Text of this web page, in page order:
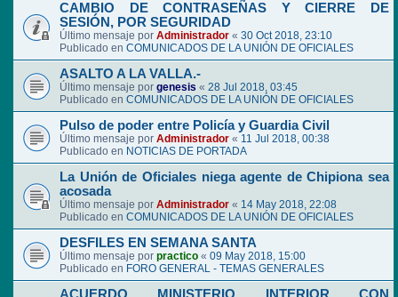
CAMBIO DE CONTRASEÑAS Y CIERRE DE
SESIÓN, POR SEGURIDAD
Último mensaje por Administrador « 30 Oct 2018, 23:10
Publicado en COMUNICADOS DE LA UNIÓN DE OFICIALES
ASALTO A LA VALLA.-
Último mensaje por genesis « 28 Jul 2018, 03:45
Publicado en COMUNICADOS DE LA UNIÓN DE OFICIALES
Pulso de poder entre Policía y Guardia Civil
Último mensaje por Administrador « 11 Jul 2018, 00:38
Publicado en NOTICIAS DE PORTADA
La Unión de Oficiales niega agente de Chipiona sea
acosada
Último mensaje por Administrador « 14 May 2018, 22:08
Publicado en COMUNICADOS DE LA UNIÓN DE OFICIALES
DESFILES EN SEMANA SANTA
Último mensaje por practico « 09 May 2018, 15:00
Publicado en FORO GENERAL - TEMAS GENERALES